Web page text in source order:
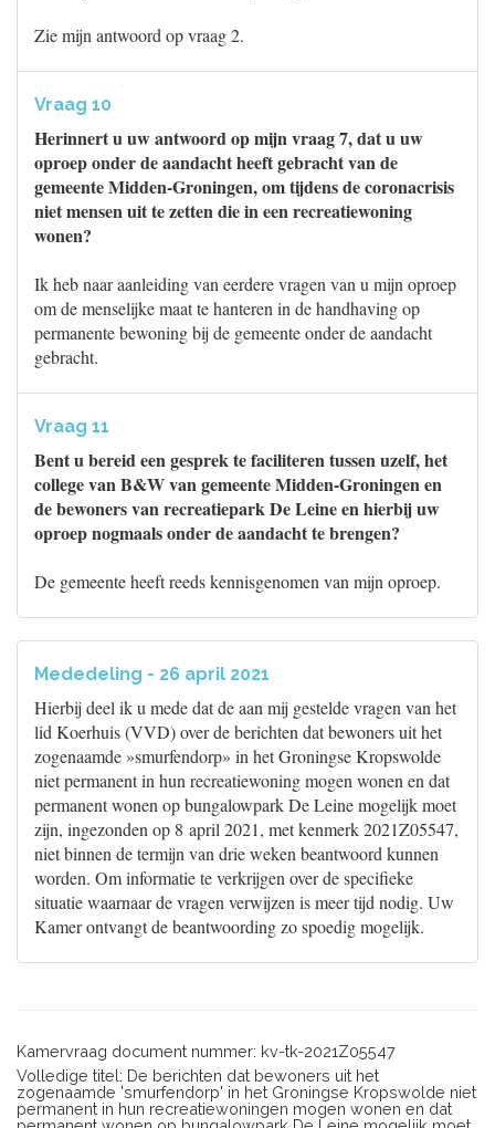
Zie mijn antwoord op vraag 2.
Vraag 10
Herinnert u uw antwoord op mijn vraag 7, dat u uw
oproep onder de aandacht heeft gebracht van de
gemeente Midden-Groningen, om tijdens de coronacrisis
niet mensen uit te zetten die in een recreatiewoning
wonen?
Ik heb naar aanleiding van eerdere vragen van u mijn oproep
om de menselijke maat te hanteren in de handhaving op
permanente bewoning bij de gemeente onder de aandacht
gebracht.
Vraag 11
Bent u bereid een gesprek te faciliteren tussen uzelf, het
college van B&W van gemeente Midden-Groningen en
de bewoners van recreatiepark De Leine en hierbij uw
oproep nogmaals onder de aandacht te brengen?
De gemeente heeft reeds kennisgenomen van mijn oproep.
Mededeling - 26 april 2021
Hierbij deel ik u mede dat de aan mij gestelde vragen van het
lid Koerhuis (VVD) over de berichten dat bewoners uit het
zogenaamde »smurfendorp» in het Groningse Kropswolde
niet permanent in hun recreatiewoning mogen wonen en dat
permanent wonen op bungalowpark De Leine mogelijk moet
zijn, ingezonden op 8 april 2021, met kenmerk 2021Z05547,
niet binnen de termijn van drie weken beantwoord kunnen
worden. Om informatie te verkrijgen over de specifieke
situatie waarnaar de vragen verwijzen is meer tijd nodig. Uw
Kamer ontvangt de beantwoording zo spoedig mogelijk.
Kamervraag document nummer: kv-tk-2021Z05547
Volledige titel: De berichten dat bewoners uit het
zogenaamde 'smurfendorp' in het Groningse Kropswolde niet
permanent in hun recreatiewoningen mogen wonen en dat